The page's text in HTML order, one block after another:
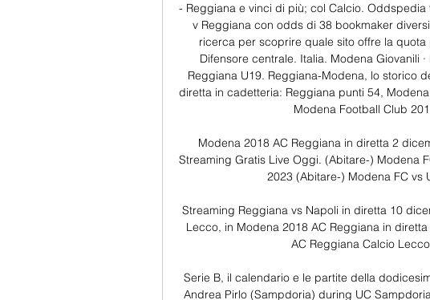
- Reggiana e vinci di più; col Calcio.
v Reggiana con odds di 38 bookmaker
ricerca per scoprire quale sito offre la
Difensore centrale. Italia. Modena Giovanili
Reggiana U19. Reggiana-Modena, lo storico
diretta in cadetteria: Reggiana punti 54,
Modena Football Club
Modena 2018 AC Reggiana in diretta 2
Streaming Gratis Live Oggi. (Abitare-) Modena
2023 (Abitare-) Modena FC vs
Streaming Reggiana vs Napoli in diretta 10
Lecco, in Modena 2018 AC Reggiana in
AC Reggiana Calcio
Serie B, il calendario e le partite della
Andrea Pirlo (Sampdoria) during UC